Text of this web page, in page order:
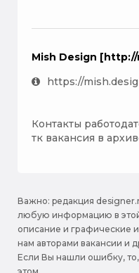
Mish Design
https://
Контакты
тк вакансия в
Важно: pедакция
любую информацию в этой
описание и графические
нам авторами вакансии и
Если Вы нашли ошибку,